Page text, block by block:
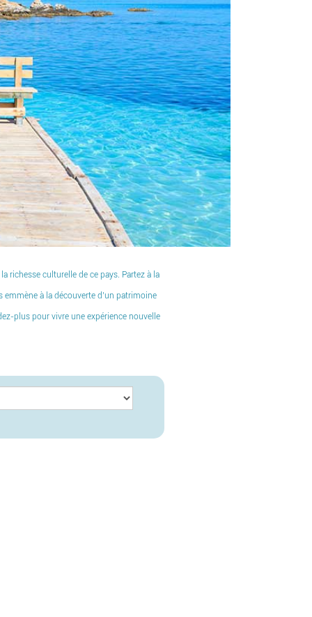
richesse culturelle de ce pays. Partez à la
emmène à la découverte d’un patrimoine
plus pour vivre une expérience nouvelle